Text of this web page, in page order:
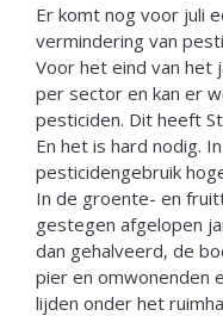
Er komt nog voor juli
vermindering van
Voor het eind van het
per sector en kan er
pesticiden. Dit heeft
En het is hard nodig.
pesticidengebruik
In de groente- en
gestegen afgelopen
dan gehalveerd, de
pier en omwonenden
lijden onder het